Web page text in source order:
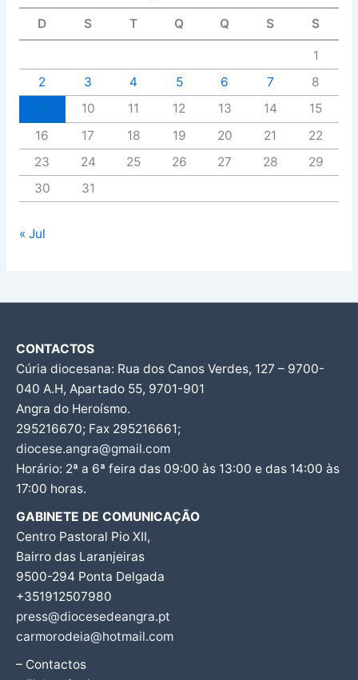
D S T Q Q S S
1
2
3 4 5 6 7
8
10 11 12 13 14
15
16
17 18 19 20 21
22
23
24 25 26 27 28
29
30
31
« Jul
CONTACTOS
Cúria diocesana: Rua dos Canos Verdes, 127 – 9700-
040 A.H, Apartado 55, 9701-901
Angra do Heroísmo.
295216670; Fax 295216661;
diocese.angra@gmail.com
Horário: 2ª a 6ª feira das 09:00 às 13:00 e das 14:00 às
17:00 horas.
GABINETE DE COMUNICAÇÃO
Centro Pastoral Pio XII,
Bairro das Laranjeiras
9500-294 Ponta Delgada
+351912507980
press@diocesedeangra.pt
carmorodeia@hotmail.com
– Contactos